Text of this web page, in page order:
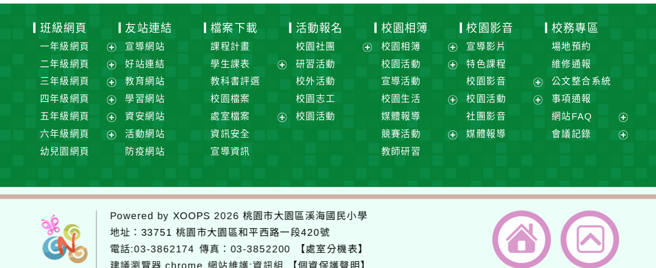
班級網頁
一年級網頁
展
開
選
單
二年級網頁
展
選
單
三年級網頁
展
選
單
四年級網頁
展
選
五年級網頁
展
開
六年級網頁
單
幼兒園網頁
友站連結
宣導網站
好站連結
教育網站
學習網站
資安網站
活動網站
防疫網站
檔案下載
課程計畫
學生課表
單
教科書評選
校園檔案
處室檔案
資訊安全
宣導資訊
活動報名
校園社團
研習活動
校外活動
校園志工
校園活動
校園相簿
校園相簿
展
開
單
校園活動
選
宣導活動
校園生活
選
媒體報導
競賽活動
單
教師研習
校園影音
宣導影片
特色課程
校園影音
展
校園活動
社團影音
媒體報導
校務專區
場地預約
維修通報
公文整合系統
事項通報
網站FAQ
展
開
會議記錄
單
Powered by XOOPS 2026桃園市大園區溪海國民小學
地址： 33751 桃園市大園區和平西路一段420號
電話:03-3862174 傳真：03-3852200 【處室分機表】
建議瀏覽器 chrome 網站維護:資訊組 【個資保護聲明】